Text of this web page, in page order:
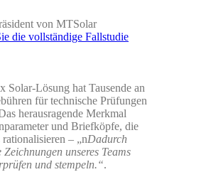
von MTSolar
die vollständige Fallstudie
Solar-Lösung hat Tausende an
für technische Prüfungen
herausragende Merkmal
und Briefköpfe, die
rationalisieren – „nDadurch
unseres Teams
und stempeln.“.